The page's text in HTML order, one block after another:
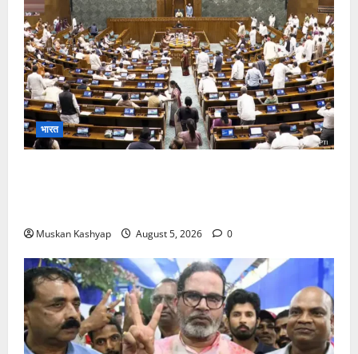
भारत
Muskan Kashyap August 5, 2026 0